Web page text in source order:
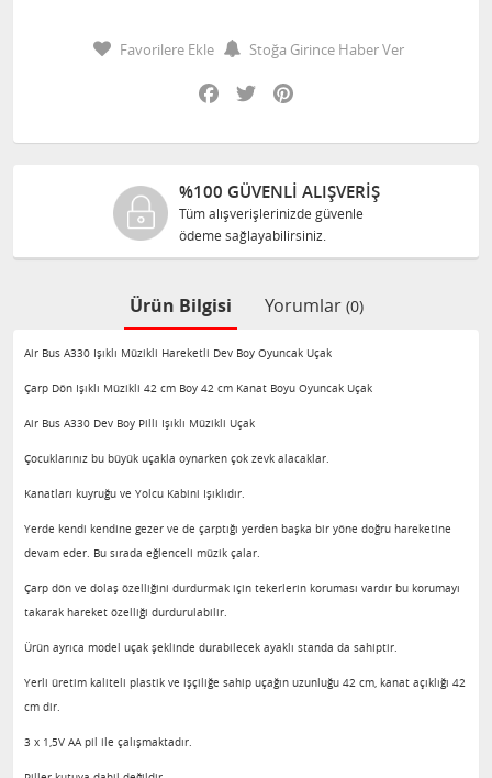
Favorilere Ekle
Stoğa Girince Haber Ver
Facebook
Twitter
%100 GÜVENLİ ALIŞVERİŞ
Tüm alışverişlerinizde güvenle
ödeme sağlayabilirsiniz.
Ürün Bilgisi Yorumlar (0)
Air Bus A330 Işıklı Müzikli Hareketli Dev Boy Oyuncak Uçak
Çarp Dön Işıklı Müzikli 42 cm Boy 42 cm Kanat Boyu Oyuncak Uçak
Air Bus A330 Dev Boy Pilli Işıklı Müzikli Uçak
Çocuklarınız bu büyük uçakla oynarken çok zevk alacaklar.
Kanatları kuyruğu ve Yolcu Kabini Işıklıdır.
Yerde kendi kendine gezer ve de çarptığı yerden başka bir yöne doğru hareketine
devam eder. Bu sırada eğlenceli müzik çalar.
Çarp dön ve dolaş özelliğini durdurmak için tekerlerin koruması vardır bu korumayı
takarak hareket özelliği durdurulabilir.
Ürün ayrıca model uçak şeklinde durabilecek ayaklı standa da sahiptir.
Yerli üretim kaliteli plastik ve işçiliğe sahip uçağın uzunluğu 42 cm, kanat açıklığı 42
cm dir.
3 x 1,5V AA pil ile çalışmaktadır.